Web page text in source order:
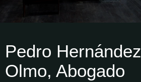
Pedro
Olmo, Abogado